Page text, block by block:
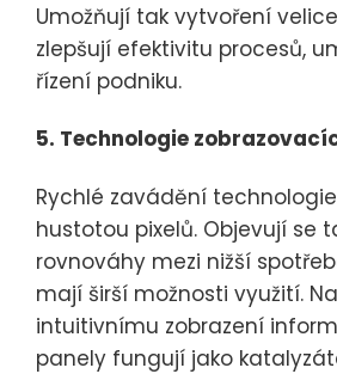
Umožňují tak vytvoření
zlepšují efektivitu procesů,
řízení podniku.
5. Technologie
Rychlé zavádění
hustotou pixelů. Objevují se
rovnováhy mezi nižší
mají širší možnosti využití.
intuitivnímu zobrazení
panely fungují jako